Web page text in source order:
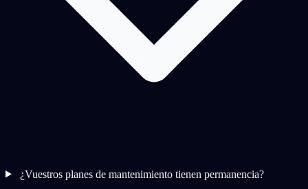
¿Vuestros planes de mantenimiento tienen permanencia?